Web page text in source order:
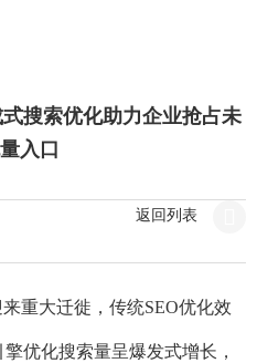
搜索优化助力企业抢占未
入口
返回列表
大迁徙，传统SEO优化效
优化搜索量呈爆发式增长，